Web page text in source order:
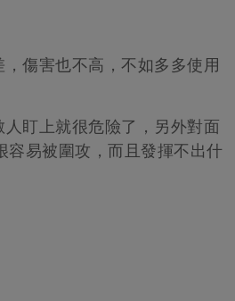
傷害也不高，不如多多使用
盯上就很危險了，另外對面
容易被圍攻，而且發揮不出什